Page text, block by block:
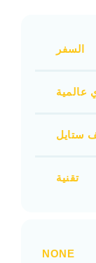
السفر
عالمية
ستايل
تقنية
NONE